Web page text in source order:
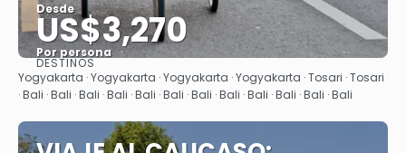
Desde
US$3,270
Por persona
Ver
DESTINOS
Yogyakarta · Yogyakarta · Yogyakarta · Yogyakarta · Tosari · Tosari
· Bali · Bali · Bali · Bali · Bali · Bali · Bali · Bali · Bali · Bali · Bali · Bali